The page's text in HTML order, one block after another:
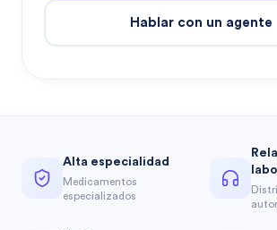
Hablar con un agente
Alta especialidad
Medicamentos
especializados